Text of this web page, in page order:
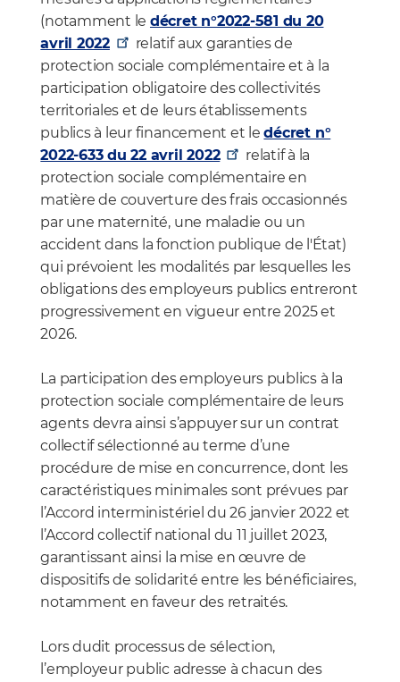
(notamment le décret n°2022-581 du 20
avril 2022
relatif aux garanties de
protection sociale complémentaire et à la
participation obligatoire des collectivités
territoriales et de leurs établissements
publics à leur financement et ledécret n°
2022-633 du 22 avril 2022
relatif à la
protection sociale complémentaire en
matière de couverture des frais occasionnés
par une maternité, une maladie ou un
accident dans la fonction publique de l'État)
qui prévoient les modalités par lesquelles les
obligations des employeurs publics entreront
progressivement en vigueur entre 2025 et
2026.
La participation des employeurs publics à la
protection sociale complémentaire de leurs
agents devra ainsi s’appuyer sur un contrat
collectif sélectionné au terme d’une
procédure de mise en concurrence, dont les
caractéristiques minimales sont prévues par
l’Accord interministériel du 26 janvier 2022 et
l’Accord collectif national du 11 juillet 2023,
garantissant ainsi la mise en œuvre de
dispositifs de solidarité entre les bénéficiaires,
notamment en faveur des retraités.
Lors dudit processus de sélection,
l’employeur public adresse à chacun des